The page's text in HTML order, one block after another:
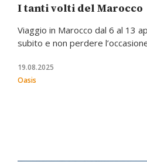
I tanti volti del Marocco
Viaggio in Marocco dal 6 al 13
subito e non perdere
19.08.2025
Oasis